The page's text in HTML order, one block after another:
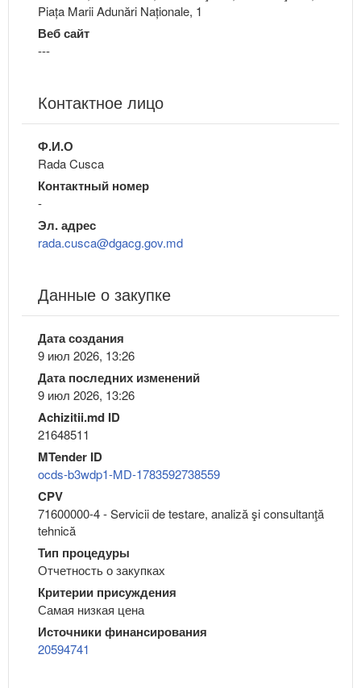
Piața Marii Adunări Naționale, 1
Веб сайт
---
Контактное лицо
Ф.И.О
Rada Cusca
Контактный номер
-
Эл. адрес
rada.cusca@dgacg.gov.md
Данные о закупке
Дата создания
9 июл 2026, 13:26
Дата последних изменений
9 июл 2026, 13:26
Achizitii.md ID
21648511
MTender ID
ocds-b3wdp1-MD-1783592738559
CPV
71600000-4 - Servicii de testare, analiză şi consultanţă
tehnică
Тип процедуры
Отчетность о закупках
Критерии присуждения
Самая низкая цена
Источники финансирования
20594741